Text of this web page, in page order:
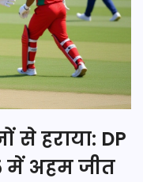
से हराया: DP
में अहम जीत